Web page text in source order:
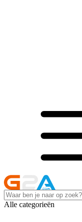
Alle categorieën